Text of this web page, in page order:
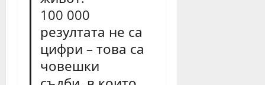
100 000
резултата не са
цифри – това са
човешки